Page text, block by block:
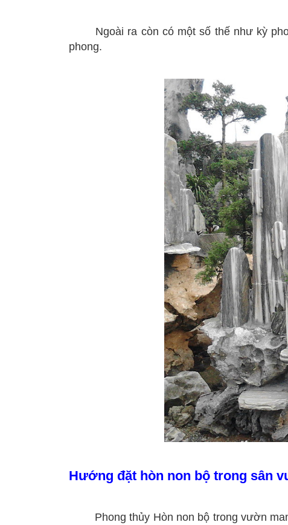
Ngoài ra còn có một số thế như kỳ
phong.
Hướng đặt hòn non bộ trong sân
Phong thủy Hòn non bộ trong vườn